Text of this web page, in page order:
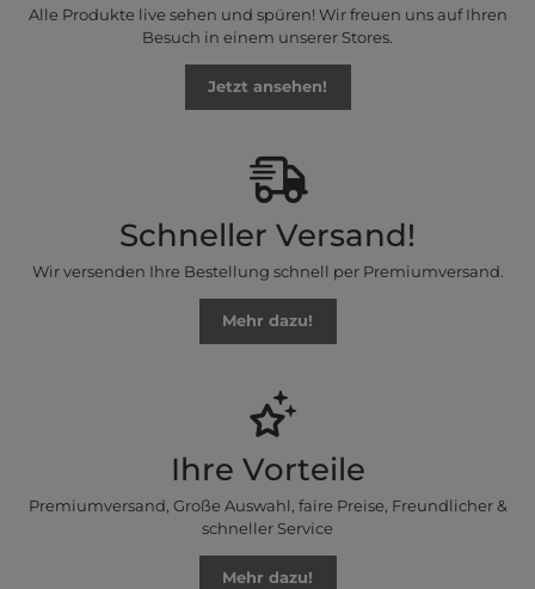
Alle Produkte live sehen und spüren! Wir freuen uns auf Ihren
Besuch in einem unserer Stores.
Jetzt ansehen!
Schneller Versand!
Wir versenden Ihre Bestellung schnell per Premiumversand.
Mehr dazu!
Ihre Vorteile
Premiumversand, Große Auswahl, faire Preise, Freundlicher &
schneller Service
Mehr dazu!